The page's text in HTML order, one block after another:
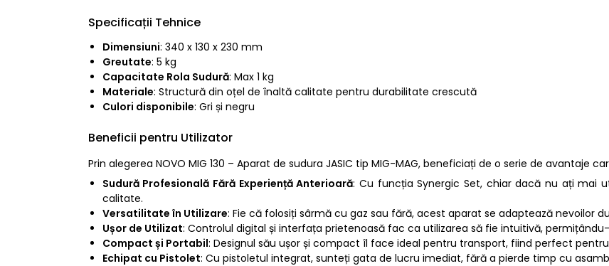
Specificații Tehnice
Dimensiuni: 340 x 130 x 230 mm
Greutate: 5 kg
Capacitate Rola Sudură: Max 1 kg
Materiale: Structură din oțel de înaltă calitate pentru durabilitate crescută
Culori disponibile: Gri și negru
Beneficii pentru Utilizator
Prin alegerea NOVO MIG 130 – Aparat de sudura JASIC tip MIG-MAG, beneficiați de o serie de avantaje
Sudură Profesională Fără Experiență Anterioară: Cu funcția Synergic Set, chiar dacă nu ați mai
calitate.
Versatilitate în Utilizare: Fie că folosiți sârmă cu gaz sau fără, acest aparat se adaptează nevoilor
Ușor de Utilizat: Controlul digital și interfața prietenoasă fac ca utilizarea să fie intuitivă,
Compact și Portabil: Designul său ușor și compact îl face ideal pentru transport, fiind perfect
Echipat cu Pistolet: Cu pistoletul integrat, sunteți gata de lucru imediat, fără a pierde timp cu